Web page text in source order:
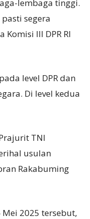
lembaga tinggi.
segera
III DPR RI
level DPR dan
Di level kedua
TNI
usulan
Rakabuming
2025 tersebut,